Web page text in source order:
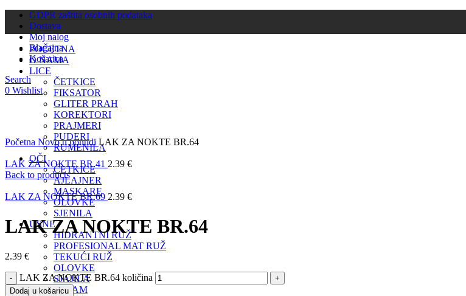
GDPR zaštita osobnih podataka
Dostava
Moj nalog
Blagajna
Košarica
Search
0 Wishlist
POČETNA
O NAMA
LICE
ČETKICE
FIKSATOR
GLITER PRAH
KOREKTORI
PRAJMERI
PUDERI
RUMENILA
OČI
ČETKICE
AJLAJNER
MASKARE
OLOVKE
SJENILA
USNE
HIDRANTNI RUŽ
PROFESIONAL MAT RUŽ
TEKUĆI RUŽ
OLOVKE
SJAJILA
INSTAGRAM
Click to enlarge
Početna Novo u ponudi LAK ZA NOKTE BR.64
LAK ZA NOKTE BR.41 2.39 €
Back to products
LAK ZA NOKTE BR.69 2.39 €
LAK ZA NOKTE BR.64
2.39 €
LAK ZA NOKTE BR.64 količina
Dodaj u košaricu